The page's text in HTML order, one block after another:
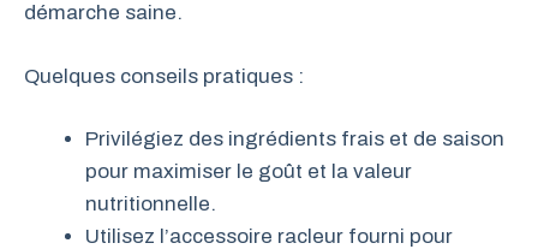
démarche saine.
Quelques conseils pratiques :
Privilégiez des ingrédients frais et de saison
pour maximiser le goût et la valeur
nutritionnelle.
Utilisez l’accessoire racleur fourni pour